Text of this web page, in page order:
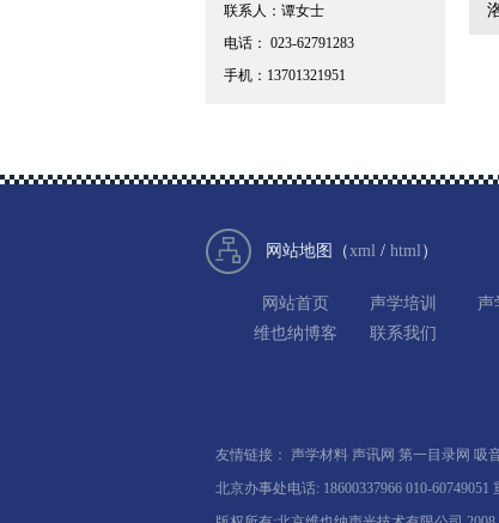
联系人：谭女士
电话： 023-62791283
手机：13701321951
网站地图（xml / html）
网站首页 声学培训 声
维也纳博客
联系我们
友情链接： 声学材料 声讯网 第一目录网 吸
北京办事处电话: 18600337966 010-60749051